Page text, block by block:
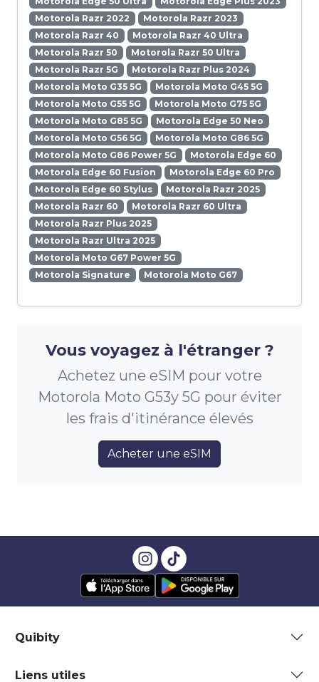
Motorola Razr 2022
Motorola Razr 2023
Motorola Razr 40
Motorola Razr 40 Ultra
Motorola Razr 50
Motorola Razr 50 Ultra
Motorola Razr 5G
Motorola Razr Plus 2024
Motorola Moto G35 5G
Motorola Moto G45 5G
Motorola Moto G55 5G
Motorola Moto G75 5G
Motorola Moto G85 5G
Motorola Edge 50 Neo
Motorola Moto G56 5G
Motorola Moto G86 5G
Motorola Moto G86 Power 5G
Motorola Edge 60
Motorola Edge 60 Fusion
Motorola Edge 60 Pro
Motorola Edge 60 Stylus
Motorola Razr 2025
Motorola Razr 60
Motorola Razr 60 Ultra
Motorola Razr Plus 2025
Motorola Razr Ultra 2025
Motorola Moto G67 Power 5G
Motorola Signature
Motorola Moto G67
Vous voyagez à l'étranger ?
Achetez une eSIM pour votre
Motorola Moto G53y 5G pour éviter
les frais d'itinérance élevés
Acheter une eSIM
Quibity
Liens utiles